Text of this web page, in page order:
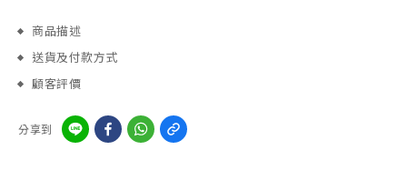
商品描述
送貨及付款方式
顧客評價
分享到